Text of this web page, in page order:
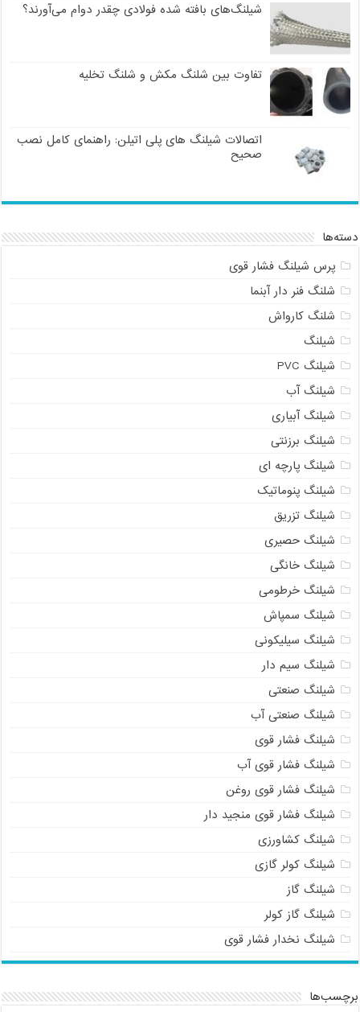
شیلنگ‌های بافته شده فولادی چقدر دوام می‌آورند؟
تفاوت بین شلنگ مکش و شلنگ تخلیه
اتصالات شیلنگ های پلی اتیلن: راهنمای کامل نصب
صحیح
دسته‌ها
پرس شیلنگ فشار قوی
شلنگ فنر دار آبنما
شلنگ کارواش
شیلنگ
شیلنگ PVC
شیلنگ آب
شیلنگ آبیاری
شیلنگ برزنتی
شیلنگ پارچه ای
شیلنگ پنوماتیک
شیلنگ تزریق
شیلنگ حصیری
شیلنگ خانگی
شیلنگ خرطومی
شیلنگ سمپاش
شیلنگ سیلیکونی
شیلنگ سیم دار
شیلنگ صنعتی
شیلنگ صنعتی آب
شیلنگ فشار قوی
شیلنگ فشار قوی آب
شیلنگ فشار قوی روغن
شیلنگ فشار قوی منجید دار
شیلنگ کشاورزی
شیلنگ کولر گازی
شیلنگ گاز
شیلنگ گاز کولر
شیلنگ نخدار فشار قوی
برچسب‌ها